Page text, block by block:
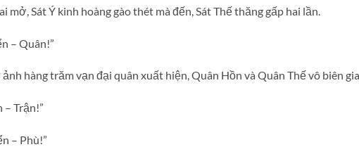
mở, Sát Ý kinh hoàng gào thét mà đến, Sát Thế thăng gấp hai lần.
– Quân!”
hàng trăm vạn đại quân xuất hiện, Quân Hồn và Quân Thế vô biên
– Trận!”
– Phù!”